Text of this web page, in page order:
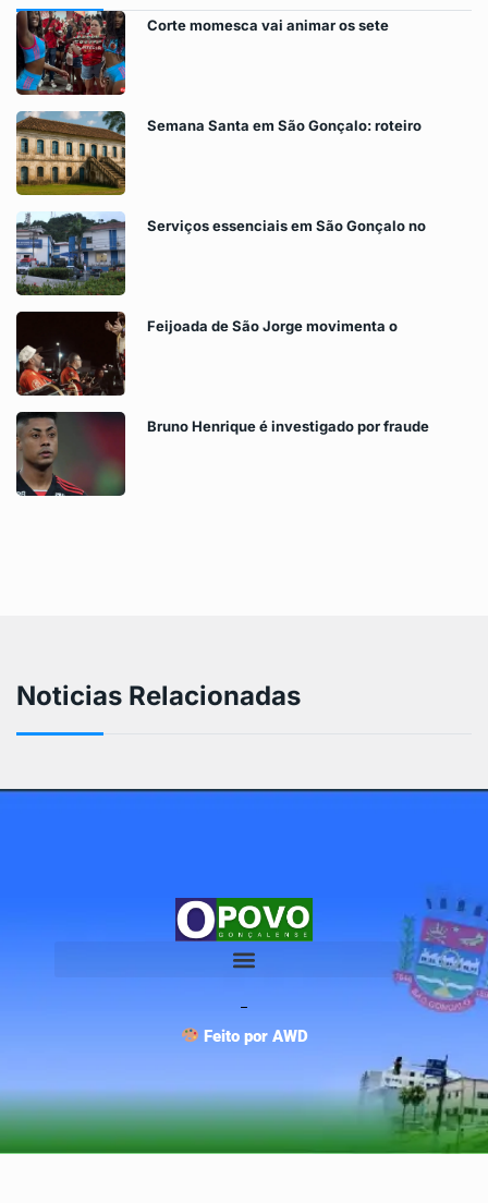
Corte momesca vai animar os sete
Semana Santa em São Gonçalo: roteiro
Serviços essenciais em São Gonçalo no
Feijoada de São Jorge movimenta o
Bruno Henrique é investigado por fraude
Noticias Relacionadas
Feito por AWD